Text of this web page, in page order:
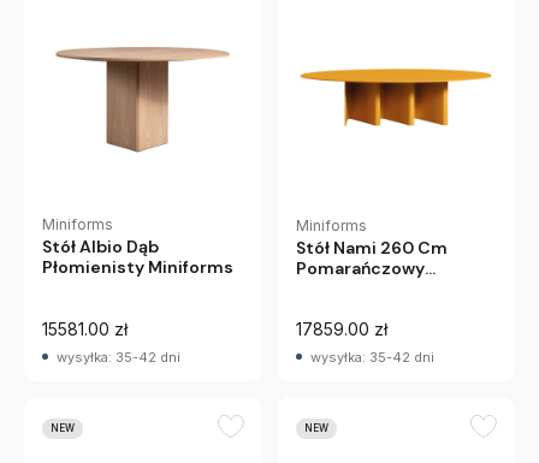
Miniforms
Stół Albio Dąb
Płomienisty Miniforms
15581.00 zł
wysyłka: 35-42 dni
Miniforms
Stół Nami 260 Cm
Pomarańczowy
17859.00 zł
wysyłka: 35-42 dni
NEW NEW